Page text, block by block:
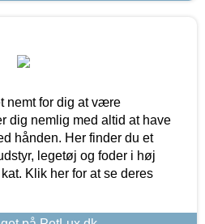
nemt for dig at være
dig nemlig med altid at have
hånden. Her finder du et
legetøj og foder i høj
Klik her for at se deres